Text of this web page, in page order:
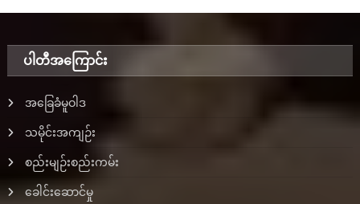
ပါတီအ‌ကြောင်း
အခြေခံမူဝါဒ
သမိုင်းအကျဉ်း
စည်းမျဉ်းစည်းကမ်း
ခေါင်းဆောင်မှု